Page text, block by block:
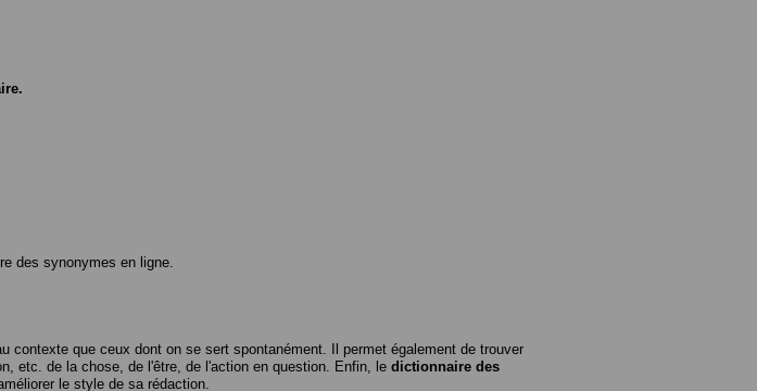
des synonymes en ligne.
contexte que ceux dont on se sert spontanément. Il permet également de trouver
etc. de la chose, de l'être, de l'action en question. Enfin, le dictionnaire des
le style de sa rédaction.